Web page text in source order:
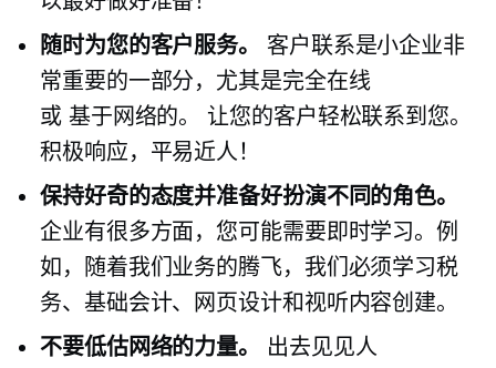
随时为您的客户服务。
客户联系是小企业非
常重要的一部分，尤其是完全在线
或 基于网络的。
让您的客户轻松联系到您。
积极响应，平易近人！
保持好奇的态度并准备好扮演不同的角色。
企业有很多方面，您可能需要即时学习。例
如，随着我们业务的腾飞，我们必须学习税
务、基础会计、网页设计和视听内容创建。
不要低估网络的力量。
出去见见人